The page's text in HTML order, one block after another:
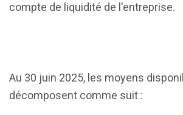
compte de liquidité de l'entreprise.
Au 30 juin 2025, les moyens
décomposent comme suit :